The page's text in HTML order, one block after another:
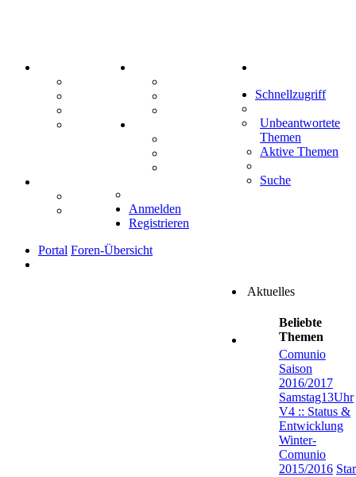
Mastodon
Treffenübersicht
Zitatesammlung
Schiffe versenken
Tipprunde
Comunio
Schnellzugriff
Unbeantwortete
Themen
Aktive Themen
Suche
Anmelden
Registrieren
Portal Foren-Übersicht
Aktuelles
Beliebte
Themen
Comunio
Saison
2016/2017
Samstag13Uhr
V4 :: Status &
Entwicklung
Winter-
Comunio
2015/2016